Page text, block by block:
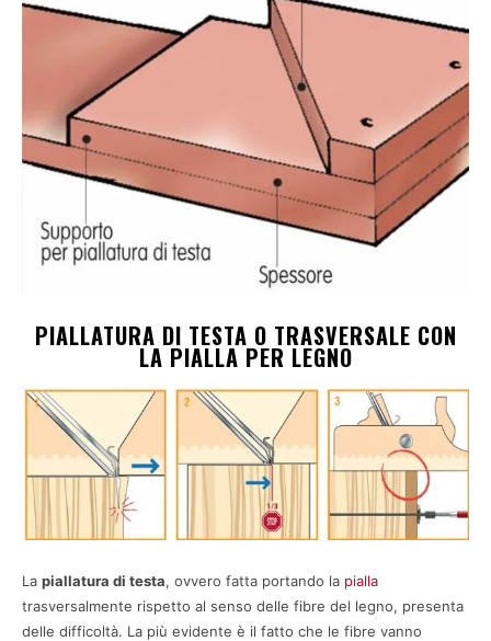
PIALLATURA DI TESTA O TRASVERSALE CON
LA PIALLA PER LEGNO
La piallatura di testa, ovvero fatta portando la pialla
trasversalmente rispetto al senso delle fibre del legno, presenta
delle difficoltà. La più evidente è il fatto che le fibre vanno